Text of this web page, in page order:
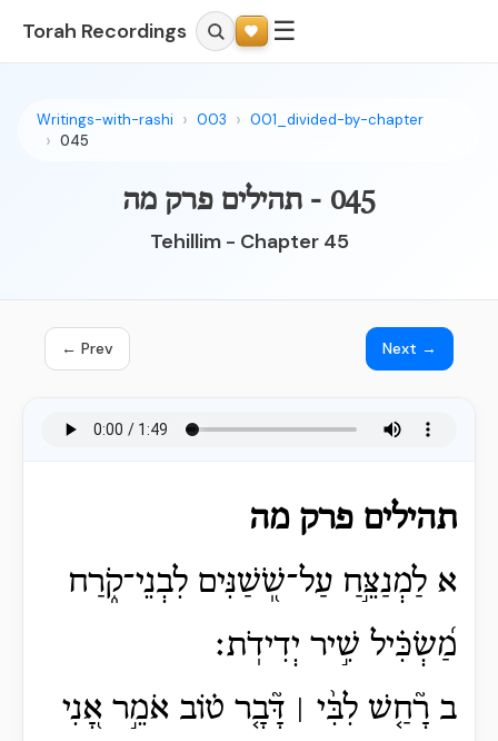
Torah Recordings ☰
Writings-with-rashi 003
001_divided-by-chapter
045
045 - תהילים פרק מה
Tehillim - Chapter 45
← Prev Next →
תהילים פרק מה
א לַמְנַצֵּ֣חַ עַל־שֹֽׁ֭שַׁנִּים לִבְנֵי־קֹ֑רַח
מַ֝שְׂכִּ֗יל שִׁ֣יר יְדִידֹֽת׃
ב רָ֘חַ֤שׁ לִבִּ֨י ׀ דָּ֘בָ֤ר ט֗וֹב אֹמֵ֣ר אָ֭נִי